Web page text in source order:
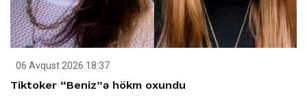
06 Avqust 2026 18:37
Tiktoker “Beniz”ə hökm oxundu